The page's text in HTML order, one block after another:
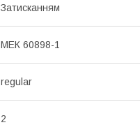
Затисканням
МЕК 60898-1
regular
2